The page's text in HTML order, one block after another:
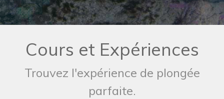
Cours et Expériences
Trouvez l'expérience de plongée
parfaite.